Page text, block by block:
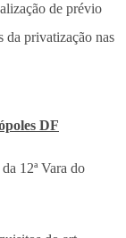
de prévio
da privatização nas
DF
12ª Vara do